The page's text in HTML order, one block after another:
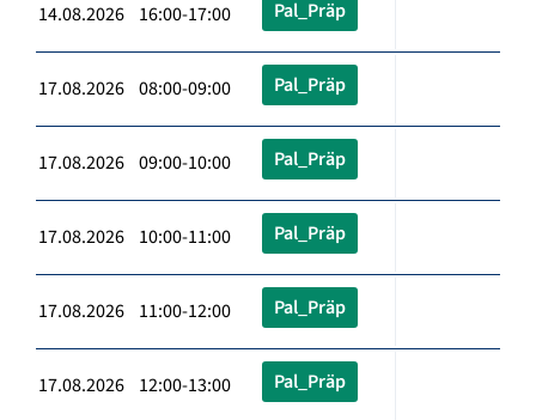
14.08.2026 16:00-17:00 Pal_Präp
17.08.2026 08:00-09:00 Pal_Präp
17.08.2026 09:00-10:00 Pal_Präp
17.08.2026 10:00-11:00 Pal_Präp
17.08.2026 11:00-12:00 Pal_Präp
17.08.2026 12:00-13:00 Pal_Präp